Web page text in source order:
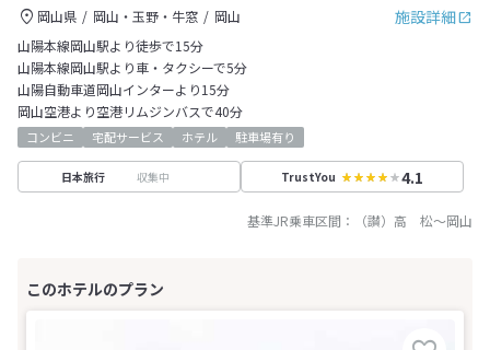
施設詳細
岡山県 岡山・玉野・牛窓
岡山
山陽本線岡山駅より徒歩で15分
山陽本線岡山駅より車・タクシーで5分
山陽自動車道岡山インターより15分
岡山空港より空港リムジンバスで40分
コンビニ 宅配サービス ホテル 駐車場有り
日本旅行 収集中 TrustYou 4.1
基準JR乗車区間： （讃）高 松～岡山